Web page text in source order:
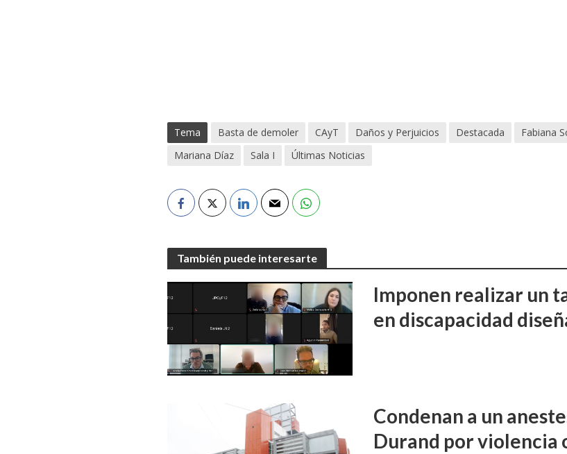
Tema Basta de demoler CAyT Daños y Perjuicios Destacada Fabiana
Mariana Díaz
Sala I Últimas Noticias
También puede interesarte
Imponen realizar un
en discapacidad
Condenan a un
Durand por violencia